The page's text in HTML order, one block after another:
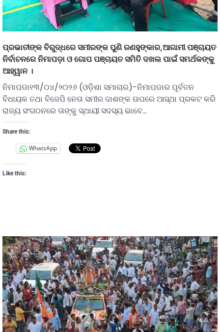
ପ୍ରଭାତୀଙ୍କ ବିରୁଦ୍ଧରେ ସମୀରଙ୍କ ପୁଣି ରଣହୁଙ୍କାର,ଆଗାମୀ ପଞ୍ଚାୟତ
ନିର୍ବାଚନରେ ନିମାପଡ଼ା ଓ ଗୋପ ପଞ୍ଚାୟତ ସମିତି ଦଖଲ ପାଇଁ ସମର୍ଥକଙ୍କୁ
ଆହ୍ୱାନ ।
ନିମାପଡା୧୩/୦୪/୨୦୨୬ (ଓଡ଼ିଶା ସମାଚାର)-ନିମାପଡାର ପୂର୍ବତନ
ବିଧାୟକ ତଥା ବିଜେପି ନେତା ସମୀର ଦାଶଙ୍କ ଉପରେ ଆସ୍ଥା ପ୍ରକଟ କରି
ରାଜ୍ୟ ସଂଗଠନରେ ତାଙ୍କୁ ସ୍ଥାୟୀ ସଦସ୍ୟ ଭାବେ…
Share this:
WhatsApp
Like this: